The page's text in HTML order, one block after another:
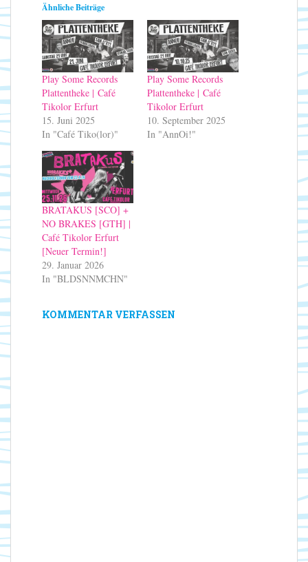
Ähnliche Beiträge
Play Some Records
Plattentheke | Café
Tikolor Erfurt
15. Juni 2025
In "Café Tiko(lor)"
Play Some Records
Plattentheke | Café
Tikolor Erfurt
10. September 2025
In "AnnOi!"
BRATAKUS [SCO] +
NO BRAKES [GTH] |
Café Tikolor Erfurt
[Neuer Termin!]
29. Januar 2026
In "BLDSNNMCHN"
KOMMENTAR VERFASSEN